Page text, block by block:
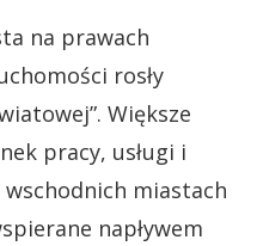
na prawach
rosły
Większe
pracy, usługi i
miastach
napływem